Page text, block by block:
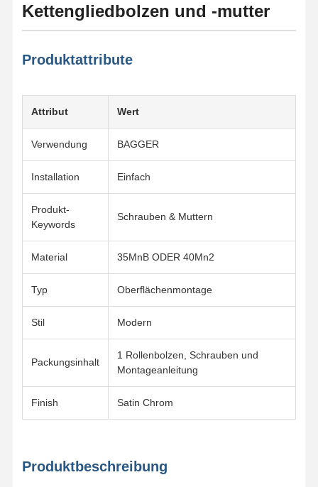
Kettengliedbolzen und -mutter
Produktattribute
Attribut Wert
Verwendung BAGGER
Installation Einfach
Produkt-
Keywords
Schrauben & Muttern
Material 35MnB ODER 40Mn2
Typ Oberflächenmontage
Stil Modern
Packungsinhalt
1 Rollenbolzen, Schrauben und
Montageanleitung
Finish Satin Chrom
Produktbeschreibung